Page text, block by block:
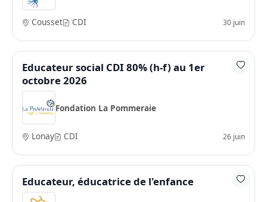
Cousset CDI 30 juin
Educateur social CDI 80% (h-f) au 1er
octobre 2026
Fondation La Pommeraie
Lonay CDI 26 juin
Educateur, éducatrice de l'enfance